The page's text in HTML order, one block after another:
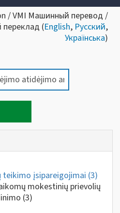
/ VMI Машинный перевод /
(English, Русский,
Українська)
teikimo įsipareigojimai (3)
mokestinių prievolių
(3)